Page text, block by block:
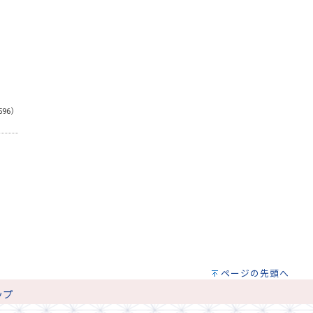
）
ページの先頭へ
プ